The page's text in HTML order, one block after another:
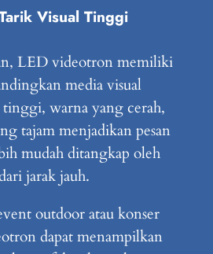
Visual Tinggi
LED videotron memiliki
media visual
tinggi, warna yang cerah,
tajam menjadikan pesan
mudah ditangkap oleh
jarak jauh.
outdoor atau konser
dapat menampilkan